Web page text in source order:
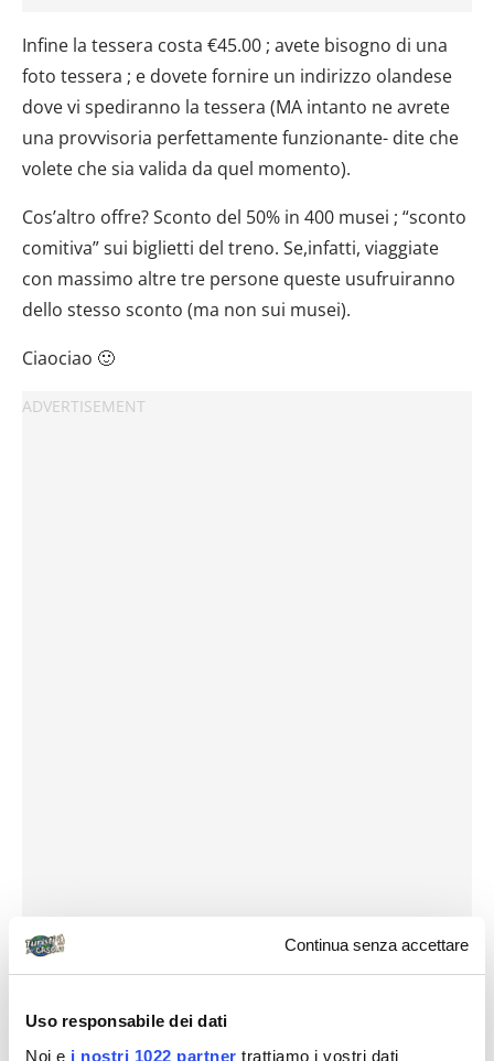
Continua senza accettare
Uso responsabile dei dati
Noi e i nostri 1022 partner trattiamo i vostri dati
Infine la tessera costa €45.00 ; avete bisogno di una
foto tessera ; e dovete fornire un indirizzo olandese
dove vi spediranno la tessera (MA intanto ne avrete
una provvisoria perfettamente funzionante- dite che
volete che sia valida da quel momento).
Cos’altro offre? Sconto del 50% in 400 musei ; “sconto
comitiva” sui biglietti del treno. Se,infatti, viaggiate
con massimo altre tre persone queste usufruiranno
dello stesso sconto (ma non sui musei).
Ciaociao 🙂